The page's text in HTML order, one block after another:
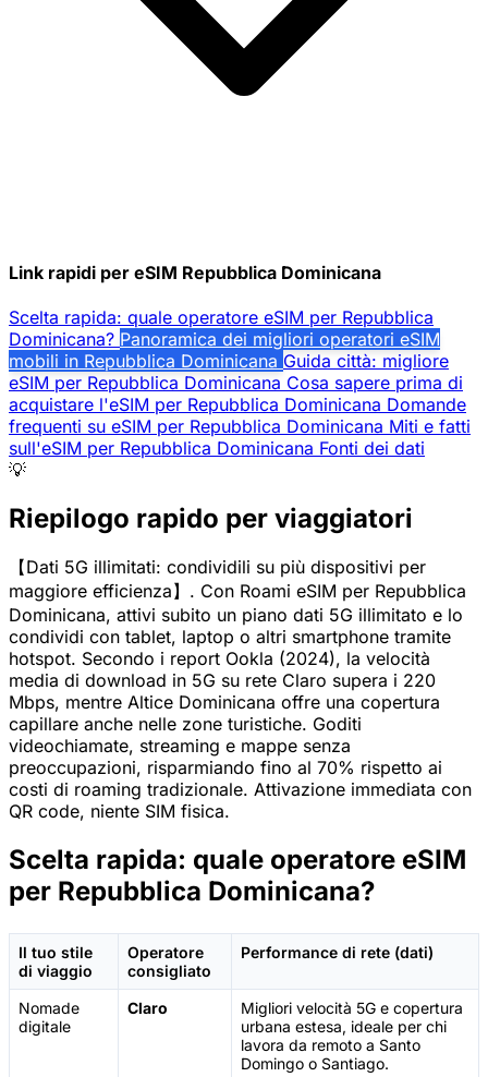
Link rapidi per eSIM Repubblica Dominicana
Scelta rapida: quale operatore eSIM per Repubblica
Dominicana? Panoramica dei migliori operatori eSIM
mobili in Repubblica Dominicana Guida città: migliore
eSIM per Repubblica Dominicana Cosa sapere prima di
acquistare l'eSIM per Repubblica Dominicana Domande
frequenti su eSIM per Repubblica Dominicana Miti e fatti
sull'eSIM per Repubblica Dominicana Fonti dei dati
💡
Riepilogo rapido per viaggiatori
【Dati 5G illimitati: condividili su più dispositivi per
maggiore efficienza】. Con Roami eSIM per Repubblica
Dominicana, attivi subito un piano dati 5G illimitato e lo
condividi con tablet, laptop o altri smartphone tramite
hotspot. Secondo i report Ookla (2024), la velocità
media di download in 5G su rete Claro supera i 220
Mbps, mentre Altice Dominicana offre una copertura
capillare anche nelle zone turistiche. Goditi
videochiamate, streaming e mappe senza
preoccupazioni, risparmiando fino al 70% rispetto ai
costi di roaming tradizionale. Attivazione immediata con
QR code, niente SIM fisica.
Scelta rapida: quale operatore eSIM
per Repubblica Dominicana?
Il tuo stile
di viaggio
Operatore
consigliato
Performance di rete (dati)
Nomade
digitale
Claro
Migliori velocità 5G e copertura
urbana estesa, ideale per chi
lavora da remoto a Santo
Domingo o Santiago.